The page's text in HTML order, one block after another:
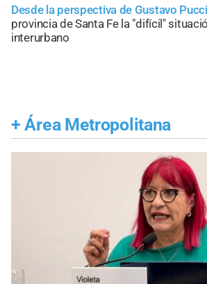
Desde la perspectiva de Gustavo
provincia de Santa Fe la "difícil"
interurbano
+ Área Metropolitana